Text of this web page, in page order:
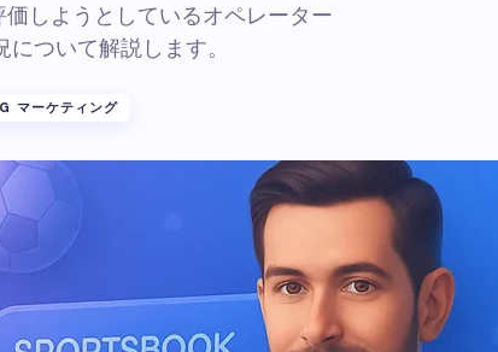
しようとしているオペレーター
ついて解説します。
マーケティング